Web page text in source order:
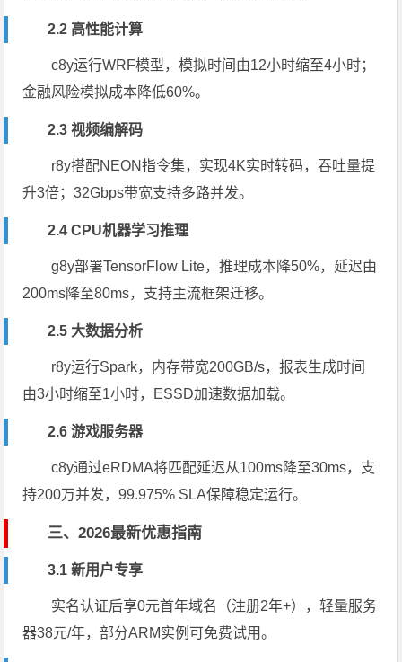
2.2 高性能计算
c8y运行WRF模型，模拟时间由12小时缩至4小时；
金融风险模拟成本降低60%。
2.3 视频编解码
r8y搭配NEON指令集，实现4K实时转码，吞吐量提
升3倍；32Gbps带宽支持多路并发。
2.4 CPU机器学习推理
g8y部署TensorFlow Lite，推理成本降50%，延迟由
200ms降至80ms，支持主流框架迁移。
2.5 大数据分析
r8y运行Spark，内存带宽200GB/s，报表生成时间
由3小时缩至1小时，ESSD加速数据加载。
2.6 游戏服务器
c8y通过eRDMA将匹配延迟从100ms降至30ms，支
持200万并发，99.975% SLA保障稳定运行。
三、2026最新优惠指南
3.1 新用户专享
实名认证后享0元首年域名（注册2年+），轻量服务
器38元/年，部分ARM实例可免费试用。